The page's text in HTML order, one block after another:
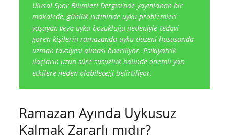
Ulusal Spor Bilimleri Dergisi’nde yayınlanan bir
makalede, günlük rutininde uyku problemleri
yaşayan veya uyku bozukluğu nedeniyle tedavi
gören kişilerin ramazanda uyku düzeni hususunda
uzman tavsiyesi alması öneriliyor. Psikiyatrik
ilaçların uzun süre susuzluk halinde önemli yan
etkilere neden olabileceği belirtiliyor.
Ramazan Ayında Uykusuz
Kalmak Zararlı mıdır?